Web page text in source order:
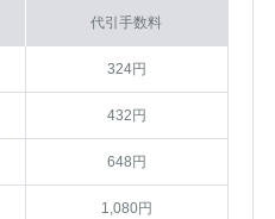
代引手数料
324円
432円
648円
1,080円